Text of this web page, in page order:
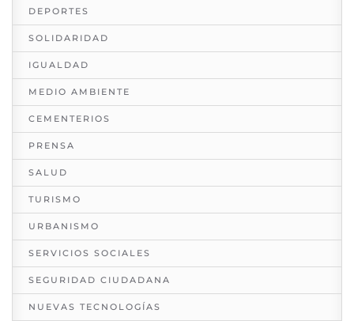
DEPORTES
SOLIDARIDAD
IGUALDAD
MEDIO AMBIENTE
CEMENTERIOS
PRENSA
SALUD
TURISMO
URBANISMO
SERVICIOS SOCIALES
SEGURIDAD CIUDADANA
NUEVAS TECNOLOGÍAS